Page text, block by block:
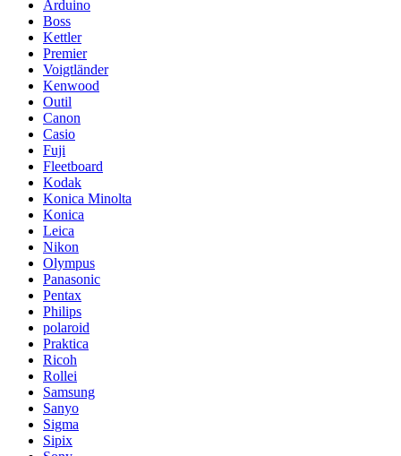
Arduino
Boss
Kettler
Premier
Voigtländer
Kenwood
Outil
Canon
Casio
Fuji
Fleetboard
Kodak
Konica Minolta
Konica
Leica
Nikon
Olympus
Panasonic
Pentax
Philips
polaroid
Praktica
Ricoh
Rollei
Samsung
Sanyo
Sigma
Sipix